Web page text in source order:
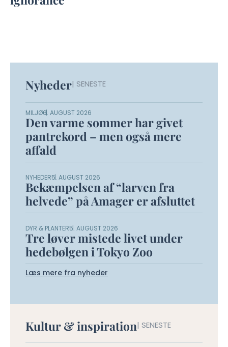
Nyheder| SENESTE
MILJØ6. AUGUST 2026
Den varme sommer har givet
pantrekord – men også mere
affald
NYHEDER5. AUGUST 2026
Bekæmpelsen af “larven fra
helvede” på Amager er afsluttet
DYR & PLANTER5. AUGUST 2026
Tre løver mistede livet under
hedebølgen i Tokyo Zoo
Læs mere fra nyheder
Kultur & inspiration| SENESTE